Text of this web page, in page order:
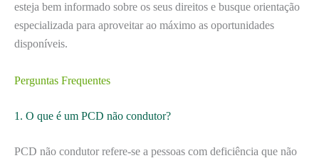
esteja bem informado sobre os seus direitos e busque orientação
especializada para aproveitar ao máximo as oportunidades
disponíveis.
Perguntas Frequentes
1. O que é um PCD não condutor?
PCD não condutor refere-se a pessoas com deficiência que não